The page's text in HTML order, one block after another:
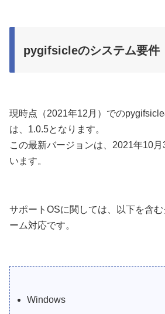
pygifsicleのシステム要件
現時点（2021年12月）での
は、1.0.5となります。
この最新バージョンは、2021年10
います。
サポートOSに関しては、以下を含
ーム対応です。
Windows